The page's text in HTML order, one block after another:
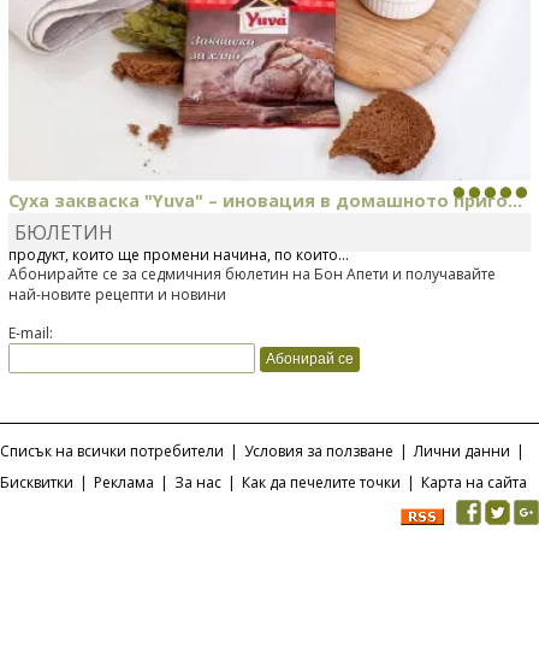
Суха закваска "Yuva" – иновация в домашното приго...
Отскоро Лесафр България стартира предлагането на изцяло нов
продукт, който ще промени начина, по който...
БЮЛЕТИН
Абонирайте се за седмичния бюлетин на Бон Апети и получавайте
най-новите рецепти и новини
E-mail:
Списък на всички потребители | Условия за ползване | Лични данни |
Бисквитки | Реклама | За нас | Как да печелите точки | Карта на сайта